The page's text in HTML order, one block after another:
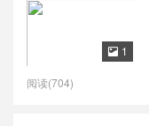
 1
阅读(704)